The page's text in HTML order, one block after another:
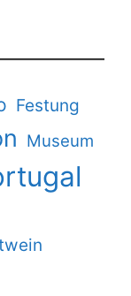
Festung
Museum